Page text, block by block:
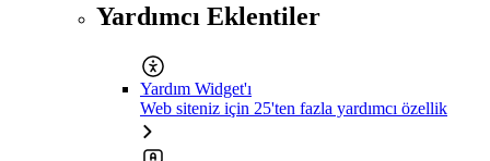
Yardımcı Eklentiler
Yardım Widget'ı
Web siteniz için 25'ten fazla yardımcı özellik